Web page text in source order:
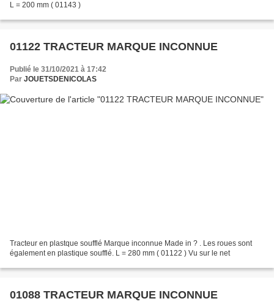
L = 200 mm ( 01143 )
01122 TRACTEUR MARQUE INCONNUE
Publié le 31/10/2021 à 17:42
Par JOUETSDENICOLAS
Tracteur en plastque soufflé Marque inconnue Made in ? . Les roues sont
également en plastique soufflé. L = 280 mm ( 01122 ) Vu sur le net
01088 TRACTEUR MARQUE INCONNUE